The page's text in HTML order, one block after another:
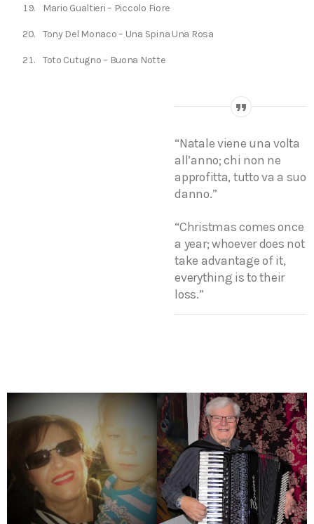
Mario Gualtieri – Piccolo Fiore
Tony Del Monaco – Una Spina Una Rosa
Toto Cutugno – Buona Notte
“Natale viene una volta
all’anno; chi non ne
approfitta, tutto va a suo
danno.”
“Christmas comes once
a year; whoever does not
take advantage of it,
everything is to their
loss.”